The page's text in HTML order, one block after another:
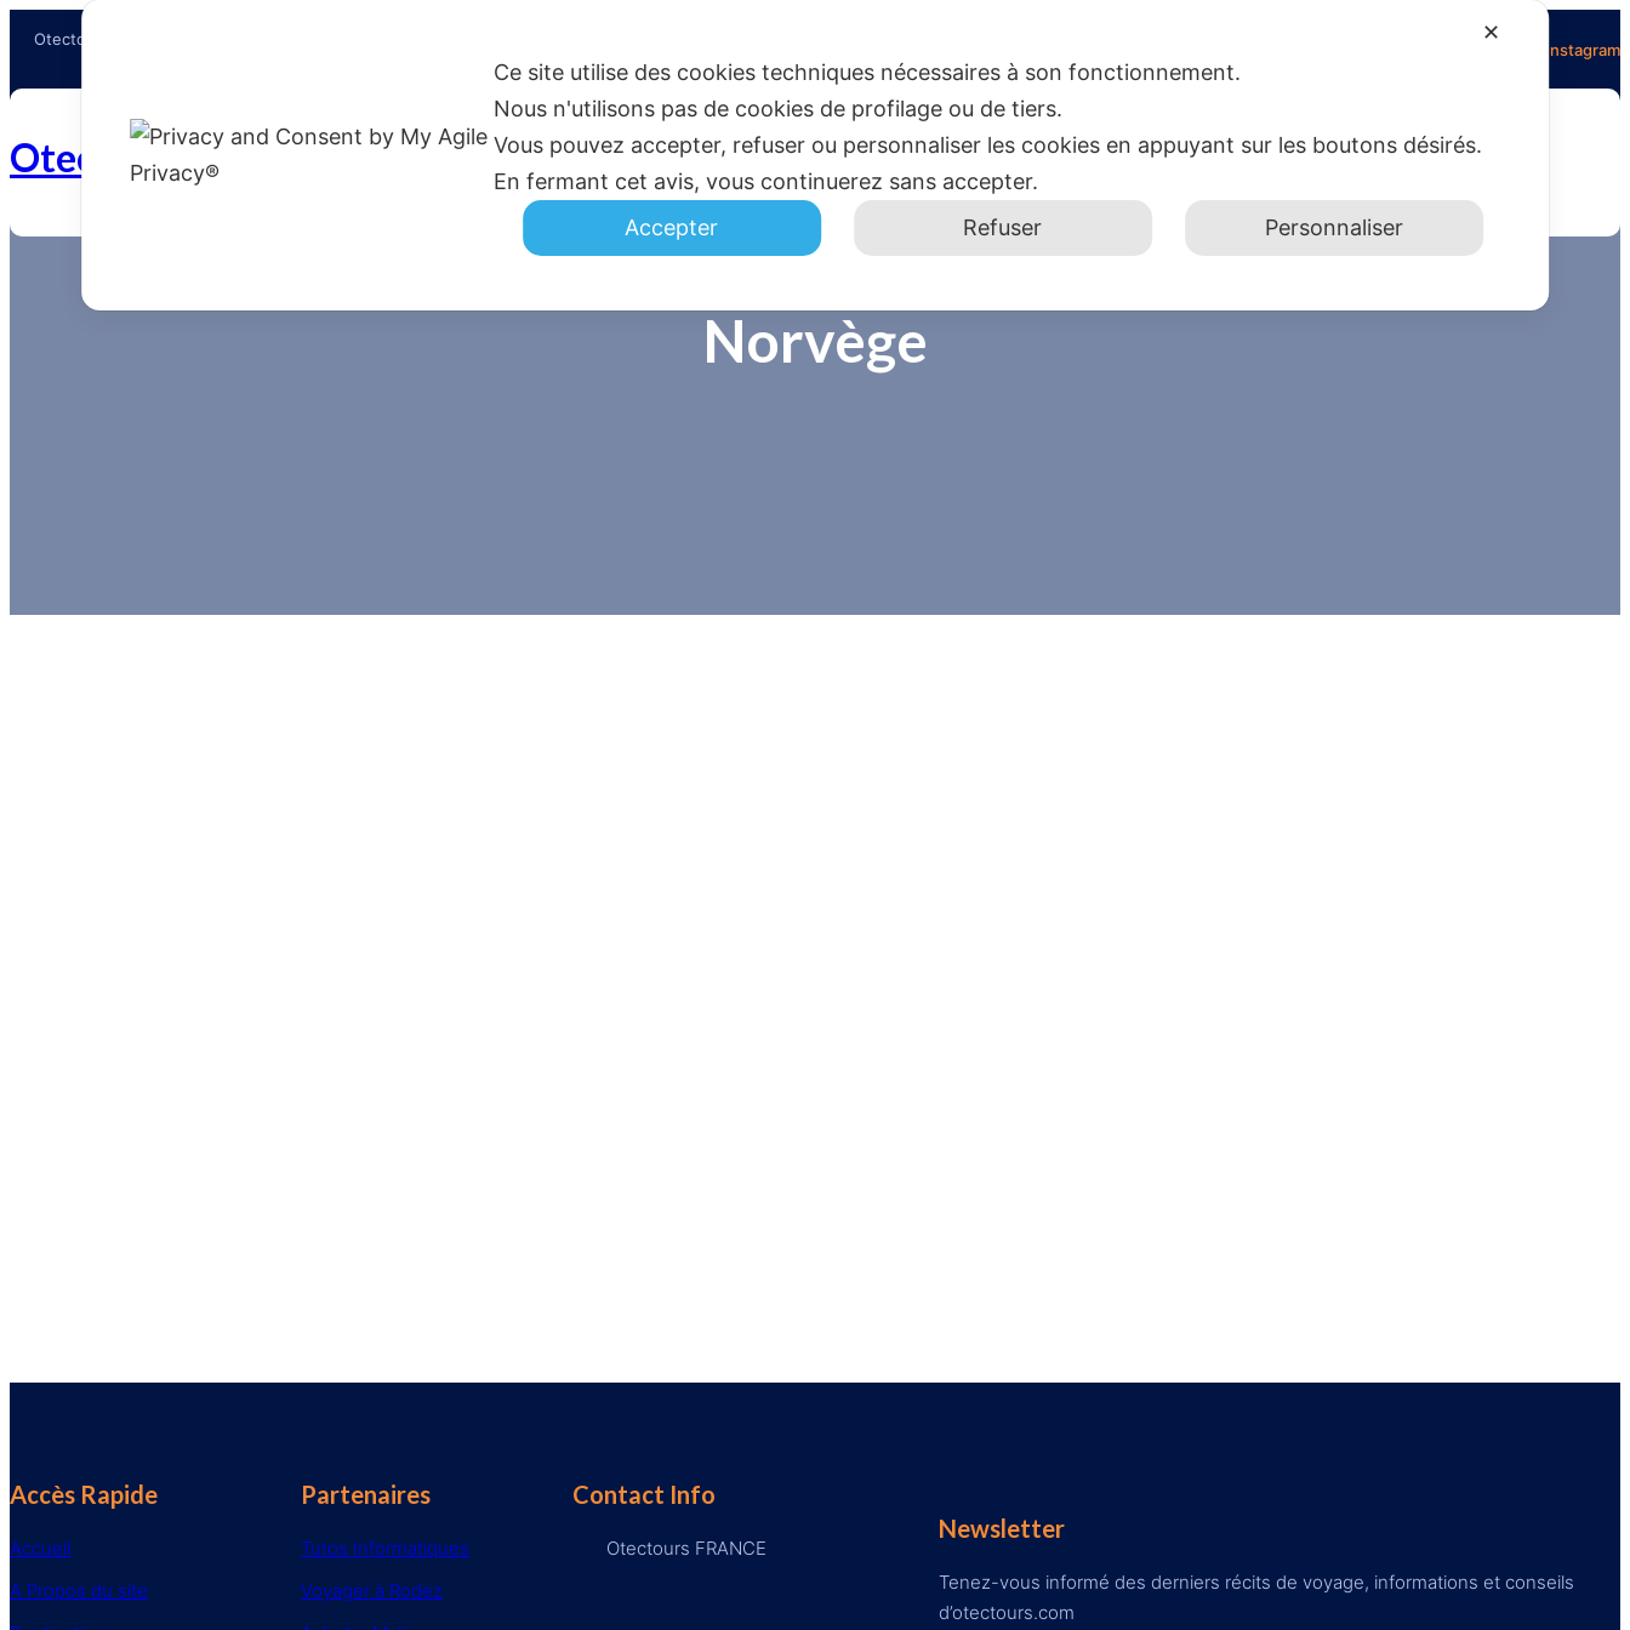
Otectours, le spécialiste du voyage
Instagram
Otectours.com A PROPOS DU SITE
Norvège
Accès Rapide
Accueil
A Propos du site
Partenaires
Tutos Informatiques
Voyager à Rodez
Contact Info
Otectours FRANCE
Newsletter
Tenez-vous informé des derniers récits de voyage, informations et conseils
d’otectours.com
✕
Ce site utilise des cookies techniques nécessaires à son fonctionnement.
Nous n'utilisons pas de cookies de profilage ou de tiers.
Vous pouvez accepter, refuser ou personnaliser les cookies en appuyant sur les boutons désirés.
En fermant cet avis, vous continuerez sans accepter.
Accepter
Refuser Personnaliser